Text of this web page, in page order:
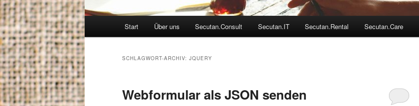
Start Über uns Secutan.Consult Secutan.IT Secutan.Rental Secutan.Care
SCHLAGWORT-ARCHIV: JQUERY
Webformular als JSON senden